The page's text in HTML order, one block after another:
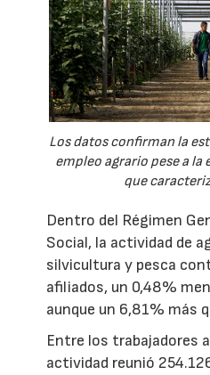
Los datos confirman la
empleo agrario pese a la
que
Dentro del Régimen
Social, la actividad de
silvicultura y pesca
afiliados, un 0,48%
aunque un 6,81% más
Entre los trabajadores
actividad reunió